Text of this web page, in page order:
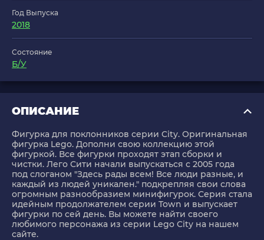
Год Выпуска
2018
Состояние
Б/У
ОПИСАНИЕ
Фигурка для поклонников серии City. Оригинальная
фигурка Lego. Дополни свою коллекцию этой
фигуркой. Все фигурки проходят этап сборки и
чистки. Лего Сити начали выпускаться с 2005 года
под слоганом "Здесь рады всем! Все люди разные, и
каждый из людей уникален." подкрепляя свои слова
огромным разнообразием минифигурок. Серия стала
идейным продолжателем серии Town и выпускает
фигурки по сей день. Вы можете найти своего
любимого персонажа из серии Lego City на нашем
сайте.